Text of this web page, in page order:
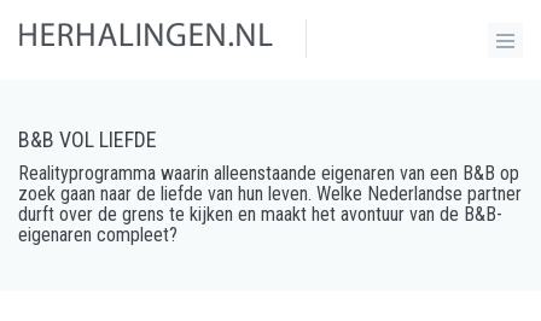
B&B VOL LIEFDE
Realityprogramma waarin alleenstaande eigenaren van een B&B op
zoek gaan naar de liefde van hun leven. Welke Nederlandse partner
durft over de grens te kijken en maakt het avontuur van de B&B-
eigenaren compleet?